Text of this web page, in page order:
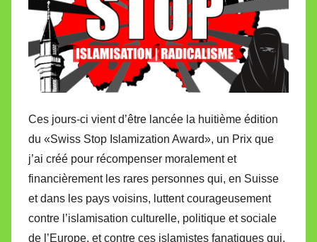
t
t
Ces jours-ci vient d’être lancée la huitième édition
du «Swiss Stop Islamization Award», un Prix que
j’ai créé pour récompenser moralement et
financièrement les rares personnes qui, en Suisse
et dans les pays voisins, luttent courageusement
contre l’islamisation culturelle, politique et sociale
de l’Europe, et contre ces islamistes fanatiques qui,